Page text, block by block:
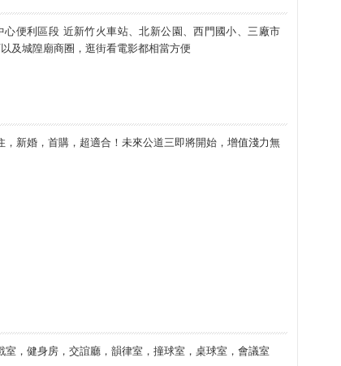
便利區段 近新竹火車站、北新公園、西門國小、三廠市
及城隍廟商圈，逛街看電影都相當方便
，新婚，首購，超適合！未來公道三即將開始，增值淺力無
室，健身房，交誼廳，韻律室，撞球室，桌球室，會議室